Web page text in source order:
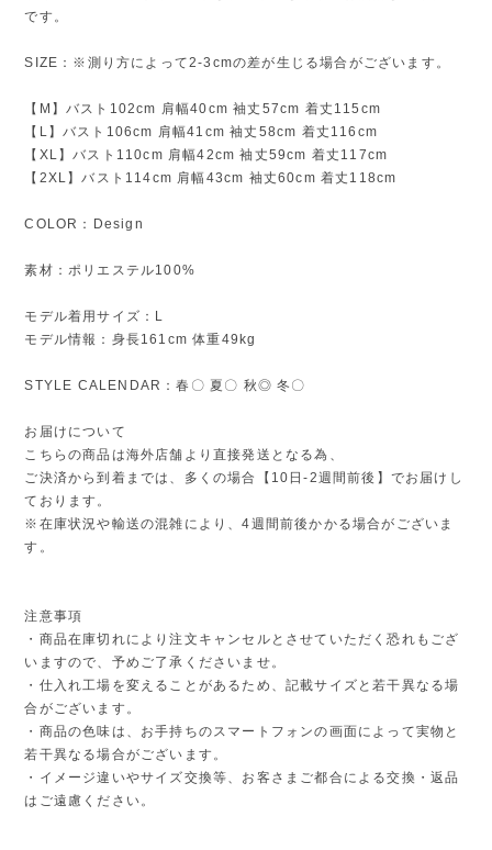
です。
SIZE：※測り方によって2-3cmの差が生じる場合がございます。
【M】バスト102cm 肩幅40cm 袖丈57cm 着丈115cm
【L】バスト106cm 肩幅41cm 袖丈58cm 着丈116cm
【XL】バスト110cm 肩幅42cm 袖丈59cm 着丈117cm
【2XL】バスト114cm 肩幅43cm 袖丈60cm 着丈118cm
COLOR：Design
素材：ポリエステル100%
モデル着用サイズ：L
モデル情報：身長161cm 体重49kg
STYLE CALENDAR：春〇 夏〇 秋◎ 冬〇
お届けについて
こちらの商品は海外店舗より直接発送となる為、
ご決済から到着までは、多くの場合【10日-2週間前後】でお届けし
ております。
※在庫状況や輸送の混雑により、4週間前後かかる場合がございま
す。
注意事項
・商品在庫切れにより注文キャンセルとさせていただく恐れもござ
いますので、予めご了承くださいませ。
・仕入れ工場を変えることがあるため、記載サイズと若干異なる場
合がございます。
・商品の色味は、お手持ちのスマートフォンの画面によって実物と
若干異なる場合がございます。
・イメージ違いやサイズ交換等、お客さまご都合による交換・返品
はご遠慮ください。